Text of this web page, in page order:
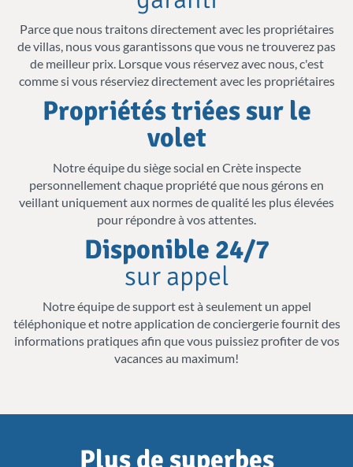
construite par les Vénitiens au 16ème
siècle. Les fortifications d’Héraklion
comprennent une série de murs et bastions
défensifs qui entourent la ville. Les murs
initiaux datent du Moyen Age et furent
construits par les Vénitiens dans les années
1600. Ces fortifications ont tenu le plus long
siège de l’histoire – ils ont défendu la ville
contre les Ottomans pendant 21 ans.
Héraklion finit par tomber en 1669. Héraklion
est aussi le lieu de nombreuses sculptures,
statues et fontaines en pierre, un tribut de
son héritage. Visitezla statue du Soldat
Inconnu près du MuséeArchéologique
pour voirle buste de Nikos Kazantzakis,
us
Parce que nous traitons directement avec les propriétaires
de villas, nous vous garantissons que vous ne trouverez pas
de meilleur prix. Lorsque vous réservez avec nous, c'est
comme si vous réserviez directement avec les propriétaires
Propriétés triées sur le
volet
Notre équipe du siège social en Crète inspecte
personnellement chaque propriété que nous gérons en
veillant uniquement aux normes de qualité les plus élevées
pour répondre à vos attentes.
Disponible 24/7
sur appel
Notre équipe de support est à seulement un appel
téléphonique et notre application de conciergerie fournit des
informations pratiques afin que vous puissiez profiter de vos
vacances au maximum!
Plus de superbes